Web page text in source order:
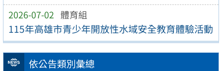
2026-07-02 體育組
115年高雄市青少年開放性水域安全教育體驗活動
依公告類別彙總